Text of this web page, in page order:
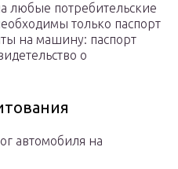
любые потребительские
только паспорт
на машину: паспорт
о
автомобиля на